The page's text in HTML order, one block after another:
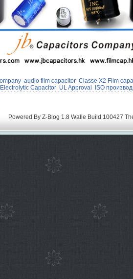
audio film capacitor Classe X2 Film
Capacitor UL Approval ISO
Powered By Z-Blog 1.8 Walle Build 100427